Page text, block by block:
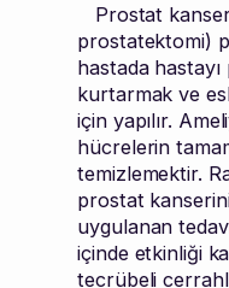
Prostat
prostatektomi)
hastada
kurtarmak ve
için yapılır.
hücrelerin
temizlemektir.
prostat
uygulanan
içinde etkinliği
tecrübeli